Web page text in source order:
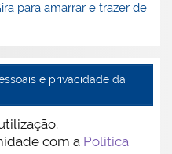
para amarrar e trazer de
e privacidade da
com a Política